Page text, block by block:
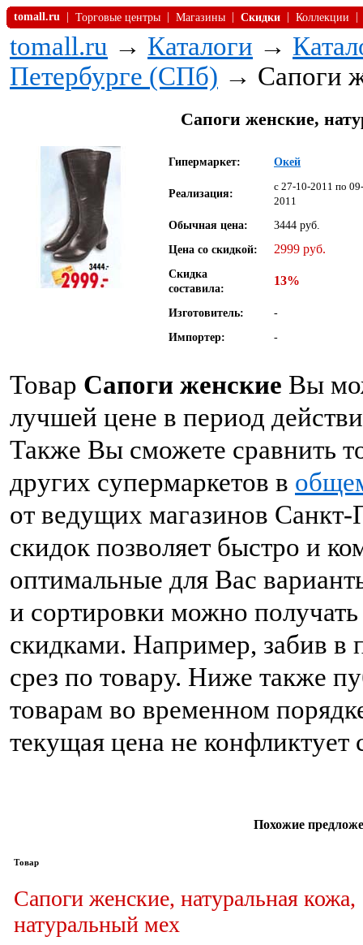
tomall.ru Торговые центры Магазины Скидки Коллекции
tomall.ru → Каталоги →
Петербурге (СПб) → Сапоги
Сапоги женские,
Гипермаркет: Окей
Реализация:
c 27-10-2011 по
2011
Обычная цена:
3444 руб.
Цена со скидкой:
2999 руб.
Скидка
составила:
13%
Изготовитель:
-
Импортер:
-
Товар Сапоги женские Вы
лучшей цене в период
Также Вы сможете сравнить
других супермаркетов в
от ведущих магазинов Санкт-
скидок позволяет быстро и
оптимальные для Вас
и сортировки можно
скидками. Например, забив в
срез по товару. Ниже также
товарам во временном
текущая цена не
Похожие
Товар
Сапоги женские, натуральная кожа,
натуральный мех